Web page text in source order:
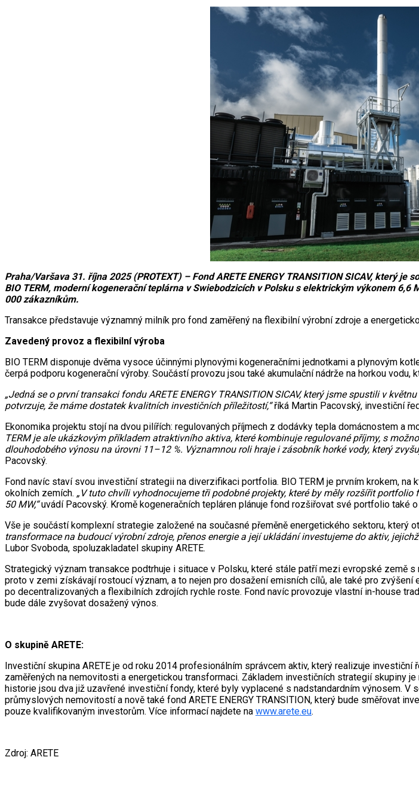
Praha/Varšava 31. října 2025 (PROTEXT) – Fond ARETE ENERGY TRANSITION SICAV, který
BIO TERM, moderní kogenerační teplárna v Swiebodzicích v Polsku s elektrickým výkonem
000 zákazníkům.
Transakce představuje významný milník pro fond zaměřený na flexibilní výrobní zdroje a
Zavedený provoz a flexibilní výroba
BIO TERM disponuje dvěma vysoce účinnými plynovými kogeneračními jednotkami a plynovým
čerpá podporu kogenerační výroby. Součástí provozu jsou také akumulační nádrže na horkou
„Jedná se o první transakci fondu ARETE ENERGY TRANSITION SICAV, který jsme spustili v
potvrzuje, že máme dostatek kvalitních investičních příležitostí,“říká Martin Pacovský, investiční
Ekonomika projektu stojí na dvou pilířích: regulovaných příjmech z dodávky tepla domácnostem a
TERM je ale ukázkovým příkladem atraktivního aktiva, které kombinuje regulované příjmy, s
dlouhodobého výnosu na úrovni 11–12 %. Významnou roli hraje i zásobník horké vody, který
Pacovský.
Fond navíc staví svou investiční strategii na diverzifikaci portfolia. BIO TERM je prvním krokem,
okolních zemích. „V tuto chvíli vyhodnocujeme tři podobné projekty, které by měly rozšířit
50 MW,“uvádí Pacovský. Kromě kogeneračních tepláren plánuje fond rozšiřovat své portfolio také
Vše je součástí komplexní strategie založené na současné přeměně energetického sektoru, který
transformace na budoucí výrobní zdroje, přenos energie a její ukládání investujeme do aktiv,
Lubor Svoboda, spoluzakladatel skupiny ARETE.
Strategický význam transakce podtrhuje i situace v Polsku, které stále patří mezi evropské země
proto v zemi získávají rostoucí význam, a to nejen pro dosažení emisních cílů, ale také pro
po decentralizovaných a flexibilních zdrojích rychle roste. Fond navíc provozuje vlastní in-house
bude dále zvyšovat dosažený výnos.
O skupině ARETE:
Investiční skupina ARETE je od roku 2014 profesionálním správcem aktiv, který realizuje
zaměřených na nemovitosti a energetickou transformaci. Základem investičních strategií skupiny
historie jsou dva již uzavřené investiční fondy, které byly vyplacené s nadstandardním výnosem.
průmyslových nemovitostí a nově také fond ARETE ENERGY TRANSITION, který bude směřovat
pouze kvalifikovaným investorům. Více informací najdete na www.arete.eu.
Zdroj: ARETE